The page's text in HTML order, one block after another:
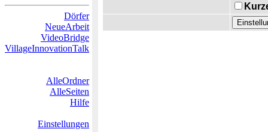
Dörfer
NeueArbeit
VideoBridge
VillageInnovationTalk
AlleOrdner
AlleSeiten
Hilfe
Einstellungen